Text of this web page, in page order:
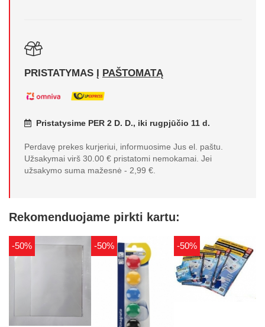
PRISTATYMAS Į PAŠTOMATĄ
Pristatysime PER 2 D. D., iki rugpjūčio 11 d.
Perdavę prekes kurjeriui, informuosime Jus el. paštu.
Užsakymai virš 30.00 € pristatomi nemokamai. Jei
užsakymo suma mažesnė - 2,99 €.
Rekomenduojame pirkti kartu:
-50% -50% -50%